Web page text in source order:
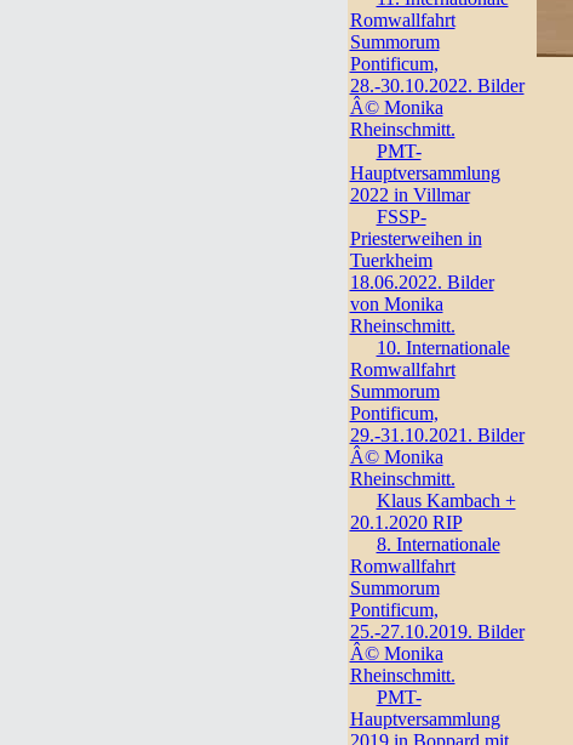
Romwallfahrt
Summorum
Pontificum,
28.-30.10.2022. Bilder
Â© Monika
Rheinschmitt.
PMT-
Hauptversammlung
2022 in Villmar
FSSP-
Priesterweihen in
Tuerkheim
18.06.2022. Bilder
von Monika
Rheinschmitt.
10. Internationale
Romwallfahrt
Summorum
Pontificum,
29.-31.10.2021. Bilder
Â© Monika
Rheinschmitt.
Klaus Kambach +
20.1.2020 RIP
8. Internationale
Romwallfahrt
Summorum
Pontificum,
25.-27.10.2019. Bilder
Â© Monika
Rheinschmitt.
PMT-
Hauptversammlung
2019 in Boppard mit